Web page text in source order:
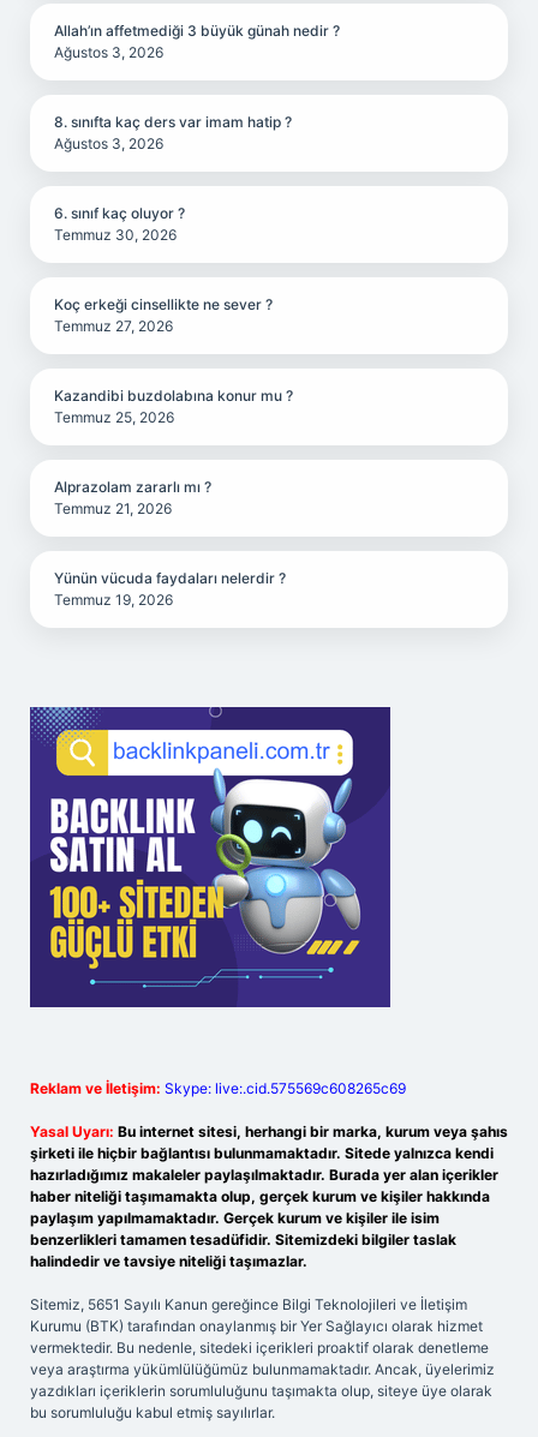
Allah’ın affetmediği 3 büyük günah nedir ?
Ağustos 3, 2026
8. sınıfta kaç ders var imam hatip ?
Ağustos 3, 2026
6. sınıf kaç oluyor ?
Temmuz 30, 2026
Koç erkeği cinsellikte ne sever ?
Temmuz 27, 2026
Kazandibi buzdolabına konur mu ?
Temmuz 25, 2026
Alprazolam zararlı mı ?
Temmuz 21, 2026
Yünün vücuda faydaları nelerdir ?
Temmuz 19, 2026
Reklam ve İletişim: Skype: live:.cid.575569c608265c69
Yasal Uyarı: Bu internet sitesi, herhangi bir marka, kurum veya şahıs
şirketi ile hiçbir bağlantısı bulunmamaktadır. Sitede yalnızca kendi
hazırladığımız makaleler paylaşılmaktadır. Burada yer alan içerikler
haber niteliği taşımamakta olup, gerçek kurum ve kişiler hakkında
paylaşım yapılmamaktadır. Gerçek kurum ve kişiler ile isim
benzerlikleri tamamen tesadüfidir. Sitemizdeki bilgiler taslak
halindedir ve tavsiye niteliği taşımazlar.
Sitemiz, 5651 Sayılı Kanun gereğince Bilgi Teknolojileri ve İletişim
Kurumu (BTK) tarafından onaylanmış bir Yer Sağlayıcı olarak hizmet
vermektedir. Bu nedenle, sitedeki içerikleri proaktif olarak denetleme
veya araştırma yükümlülüğümüz bulunmamaktadır. Ancak, üyelerimiz
yazdıkları içeriklerin sorumluluğunu taşımakta olup, siteye üye olarak
bu sorumluluğu kabul etmiş sayılırlar.